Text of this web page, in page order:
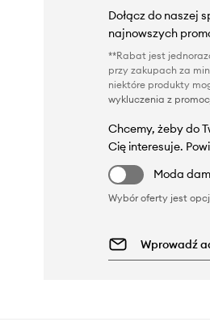
Dołącz do naszej
najnowszych
**Rabat jest
przy zakupach za
niektóre produkty
wykluczenia z
Chcemy, żeby do
Cię interesuje.
Moda
Wybór oferty jest